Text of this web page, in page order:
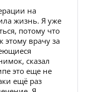
на
жизнь. Я уже
потому что
этому врачу за
сказал
это еще не
ещё раз